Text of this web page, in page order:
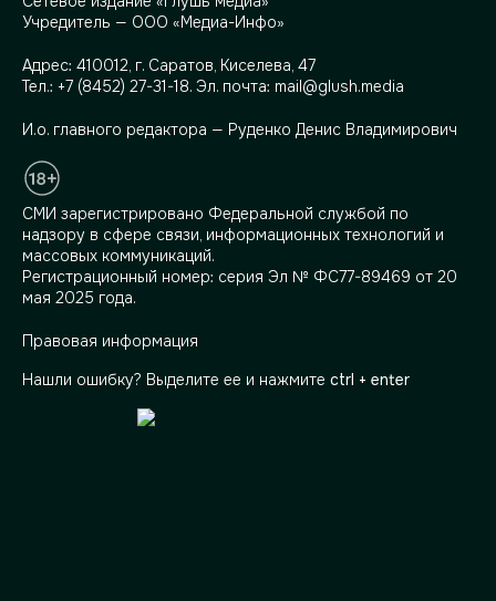
Учредитель — ООО «Медиа-Инфо»
Адрес: 410012, г. Саратов, Киселева, 47
Тел.: +7 (8452) 27-31-18. Эл. почта: mail@glush.media
И.о. главного редактора — Руденко Денис Владимирович
СМИ зарегистрировано Федеральной службой по
надзору в сфере связи, информационных технологий и
массовых коммуникаций.
Регистрационный номер: серия Эл № ФС77-89469 от 20
мая 2025 года.
Правовая информация
Нашли ошибку? Выделите ее и нажмите ctrl + enter